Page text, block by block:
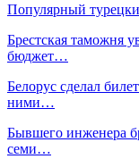
Популярный
Брестская таможня
бюджет…
Белорус сделал
ними…
Бывшего инженера
семи…